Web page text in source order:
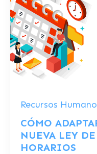
Recursos
CÓMO
NUEVA LEY
HORARIOS